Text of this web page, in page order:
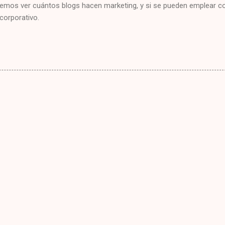
ver cuántos blogs hacen marketing, y si se pueden emplear